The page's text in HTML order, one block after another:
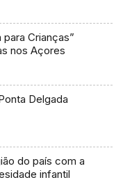
Crianças”
nos Açores
Delgada
do país com a
infantil